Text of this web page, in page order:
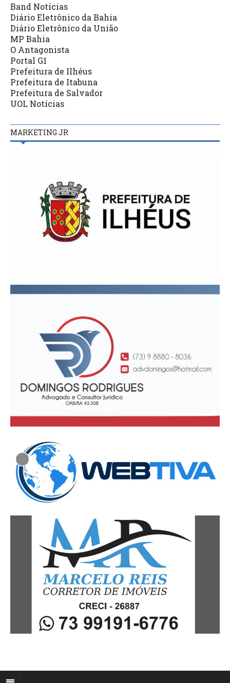
Band Notícias
Diário Eletrônico da Bahia
Diário Eletrônico da União
MP Bahia
O Antagonista
Portal G1
Prefeitura de Ilhéus
Prefeitura de Itabuna
Prefeitura de Salvador
UOL Notícias
MARKETING JR